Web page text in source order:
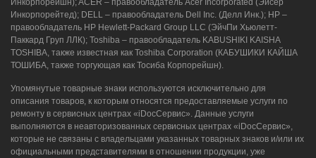
Инкорпорейтед); DELL – правообладатель Dell Inc. (Делл Инк.); HP –
правообладатель HP Hewlett-Packard Group LLC (ЭйчПи Хьюлетт-
Паккард Груп ЛЛК); Toshiba – правообладатель KABUSHIKI KAISHA
TOSHIBA, также известная как Toshiba Corporation (КАБУШИКИ КАЙША
ТОШИБА, также торгующая как Тосиба Корпорейшн).
Упомянутые товарные знаки используются исключительно для
описания товаров, к которым относятся предоставляемые услуги по
ремонту в сервисных центрах «iDocСервис». Данные услуги
выполняются в неавторизованных сервисных центрах «iDocСервис»,
которые не связаны с владельцами указанных товарных знаков и/или их
официальными представителями в отношении продукции, уже